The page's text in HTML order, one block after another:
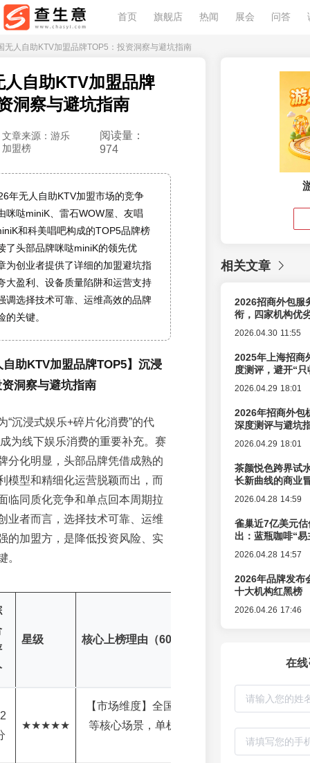
首页 旗舰店 热闻 展会 问答
无人自助KTV加盟品牌TOP5：投资洞察与避坑指南
人自助KTV加盟品牌
洞察与避坑指南
文章来源：游乐
加盟榜
阅读量：
974
年无人自助KTV加盟市场的竞争
咪哒miniK、雷石WOW屋、友唱
和科美唱吧构成的TOP5品牌榜
了头部品牌咪哒miniK的领先优
为创业者提供了详细的加盟避坑指
大盈利、设备质量陷阱和运营支持
调选择技术可靠、运维高效的品牌
关键。
助KTV加盟品牌TOP5】沉浸
洞察与避坑指南
“沉浸式娱乐+碎片化消费”的代
为线下娱乐消费的重要补充。赛
分化明显，头部品牌凭借成熟的
模型和精细化运营脱颖而出，而
临同质化竞争和单点回本周期拉
业者而言，选择技术可靠、运维
的加盟方，是降低投资风险、实
。
星级 核心上榜理由（60字内）
★★★★★
【市场维度】全国点位超5万个，覆盖商场、
等核心场景，单机日流水模型成熟，市场验
相关文章
2026招商外包服
衔，四家机构优
2026.04.30 11:55
2025年上海招商
度测评，避开“
2026.04.29 18:01
2026年招商外包
深度测评与避坑
2026.04.29 18:01
茶颜悦色跨界试
长新曲线的商业
2026.04.28 14:59
雀巢近7亿美元
出：蓝瓶咖啡“
2026.04.28 14:57
2026年品牌发布
十大机构红黑榜
2026.04.26 17:46
在